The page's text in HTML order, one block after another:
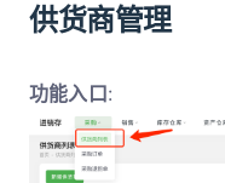
供货商管理
功能入口: